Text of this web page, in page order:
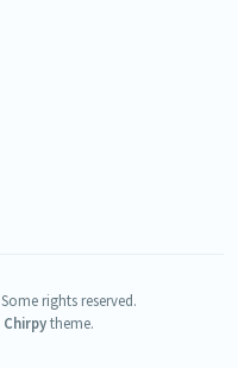
Some rights reserved.
Chirpytheme.